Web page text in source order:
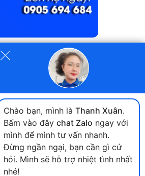
Xem tất cả
Thanh Xuân
9 tháng trước
×
Chào bạn, mình là Thanh Xuân.
Bấm vào đây chat Zalo ngay với
mình để mình tư vấn nhanh.
Đừng ngần ngại, bạn cần gì cứ
hỏi. Mình sẽ hỗ trợ nhiệt tình nhất
nhé!